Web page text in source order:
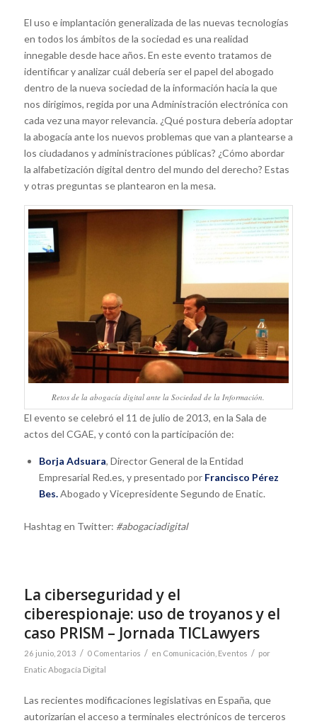
El uso e implantación generalizada de las nuevas tecnologías
en todos los ámbitos de la sociedad es una realidad
innegable desde hace años. En este evento tratamos de
identificar y analizar cuál debería ser el papel del abogado
dentro de la nueva sociedad de la información hacia la que
nos dirigimos, regida por una Administración electrónica con
cada vez una mayor relevancia. ¿Qué postura debería adoptar
la abogacía ante los nuevos problemas que van a plantearse a
los ciudadanos y administraciones públicas? ¿Cómo abordar
la alfabetización digital dentro del mundo del derecho? Estas
y otras preguntas se plantearon en la mesa.
Retos de la abogacía digital ante la Sociedad de la Información.
El evento se celebró el 11 de julio de 2013, en la Sala de
actos del CGAE, y contó con la participación de:
Borja Adsuara, Director General de la Entidad
Empresarial Red.es, y presentado por Francisco Pérez
Bes.Abogado y Vicepresidente Segundo de Enatic.
Hashtag en Twitter: #abogaciadigital
La ciberseguridad y el
ciberespionaje: uso de troyanos y el
caso PRISM – Jornada TICLawyers
26 junio, 2013 / 0 Comentarios / en Comunicación Eventos / por
Enatic Abogacía Digital
Las recientes modificaciones legislativas en España, que
autorizarían el acceso a terminales electrónicos de terceros